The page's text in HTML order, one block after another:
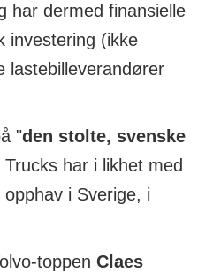
har dermed finansielle
investering (ikke
lastebilleverandører
"den stolte, svenske
Trucks har i likhet med
i Sverige, i
toppen Claes